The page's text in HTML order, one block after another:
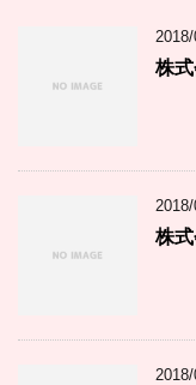
株
株